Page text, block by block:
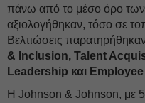
πάνω από το μέσο όρο
αξιολογήθηκαν, τόσο σε
Βελτιώσεις
& Inclusion, Talent
Leadership και
Η Johnson & Johnson, με